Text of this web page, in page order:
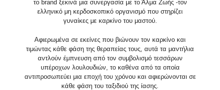
το brand ξεκινά μια συνεργασία με το Άλμα Ζωής -τον
ελληνικό μη κερδοσκοπικό οργανισμό που στηρίζει
γυναίκες με καρκίνο του μαστού.
Αφιερωμένα σε εκείνες που βιώνουν τον καρκίνο και
τιμώντας κάθε φάση της θεραπείας τους, αυτά τα μαντήλια
αντλούν έμπνευση από τον συμβολισμό τεσσάρων
υπέροχων λουλουδιών, το καθένα από τα οποία
αντιπροσωπεύει μια εποχή του χρόνου και αφιερώνονται σε
κάθε φάση του ταξιδιού της ίασης.